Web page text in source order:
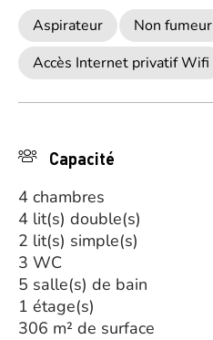
Aspirateur Non fumeur
Accès Internet privatif Wifi
Capacité
4 chambres
4 lit(s) double(s)
2 lit(s) simple(s)
3 WC
5 salle(s) de bain
1 étage(s)
306 m² de surface